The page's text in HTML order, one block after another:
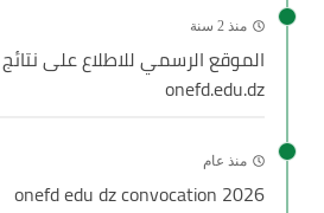
منذ 2 سنة
onefd.edu.dz
منذ عام
onefd edu dz convocation 2026